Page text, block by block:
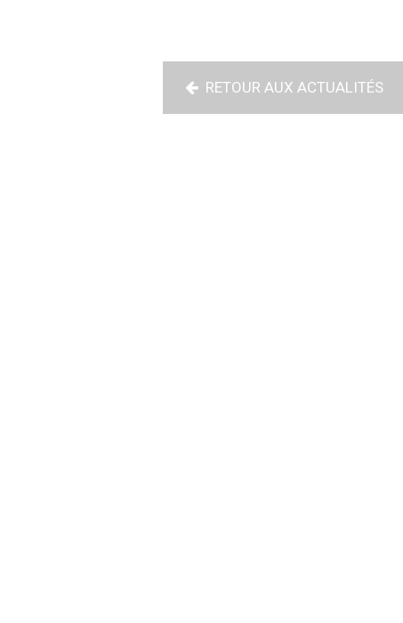
RETOUR AUX ACTUALITÉS